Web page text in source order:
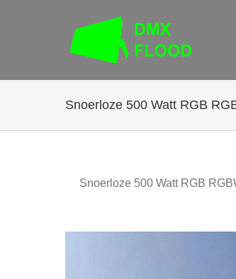
Snoerloze 500 Watt RGB
Snoerloze 500 Watt RGB